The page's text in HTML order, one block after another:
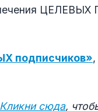
подписчиков»
Кликни сюда,